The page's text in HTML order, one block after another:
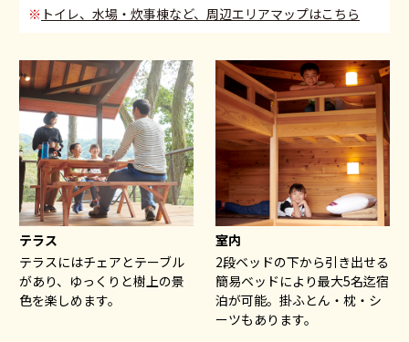
※ トイレ、水場・炊事棟など、周辺エリアマップはこちら
テラス
テラスにはチェアとテーブル
があり、ゆっくりと樹上の景
色を楽しめます。
室内
2段ベッドの下から引き出せる
簡易ベッドにより最大5名迄宿
泊が可能。掛ふとん・枕・シ
ーツもあります。